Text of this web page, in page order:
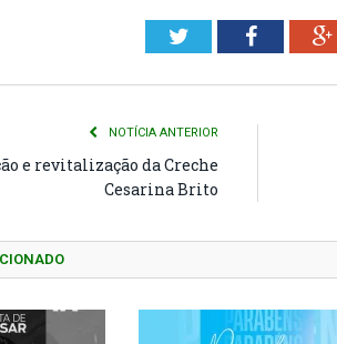
Twitter
NOTÍCIA ANTERIOR
e revitalização da Creche
Cesarina Brito